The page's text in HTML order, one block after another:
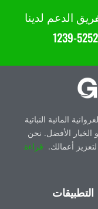
الدعم لدينا
المائية النباتية
الخيار الأفضل. نحن
أعمالك. قراءة
التطبيقات